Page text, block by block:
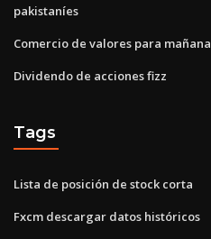
pakistaníes
Comercio de valores para mañana
Dividendo de acciones fizz
Tags
Lista de posición de stock corta
Fxcm descargar datos históricos